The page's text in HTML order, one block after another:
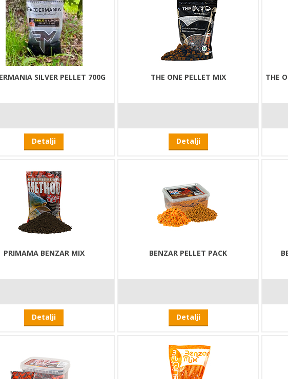
SILVER PELLET 700G
Detalji
THE ONE PELLET MIX
Detalji
THE
PRIMAMA BENZAR MIX
Detalji
BENZAR PELLET PACK
Detalji